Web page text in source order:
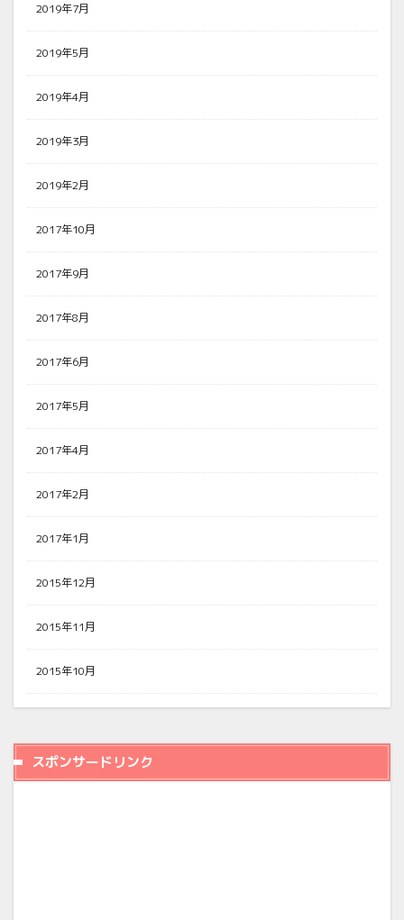
2019年7月
2019年5月
2019年4月
2019年3月
2019年2月
2017年10月
2017年9月
2017年8月
2017年6月
2017年5月
2017年4月
2017年2月
2017年1月
2015年12月
2015年11月
2015年10月
スポンサードリンク